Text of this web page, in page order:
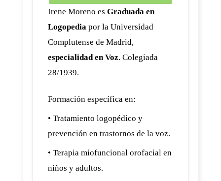
Irene Moreno es Graduada en
Logopedia por la Universidad
Complutense de Madrid,
especialidad en Voz. Colegiada
28/1939.
Formación específica en:
• Tratamiento logopédico y
prevención en trastornos de la voz.
• Terapia miofuncional orofacial en
niños y adultos.